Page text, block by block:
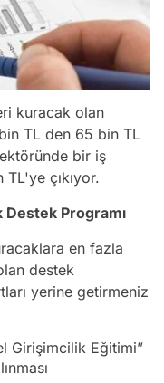
kuracak olan
TL den 65 bin TL
bir iş
çıkıyor.
Programı
en fazla
destek
yerine getirmeniz
Girişimcilik Eğitimi”